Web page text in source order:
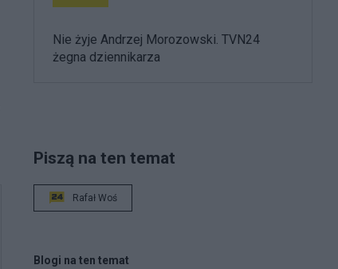
Nie żyje Andrzej Morozowski. TVN24
żegna dziennikarza
Piszą na ten temat
Rafał Woś
Blogi na ten temat